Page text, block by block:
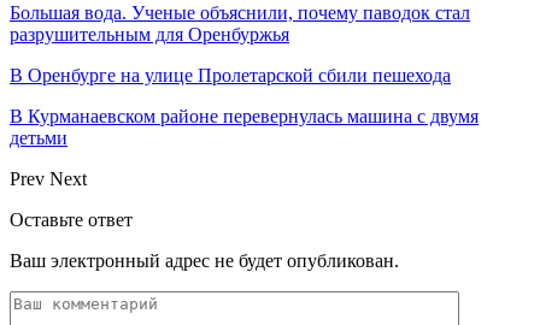
Большая вода. Ученые объяснили, почему паводок стал
разрушительным для Оренбуржья
В Оренбурге на улице Пролетарской сбили пешехода
В Курманаевском районе перевернулась машина с двумя
детьми
Prev Next
Оставьте ответ
Ваш электронный адрес не будет опубликован.